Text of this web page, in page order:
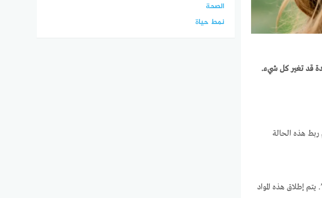
قد تغير كل شيء.
هذه الحالة
إطلاق هذه المواد
الصحة
نمط حياة